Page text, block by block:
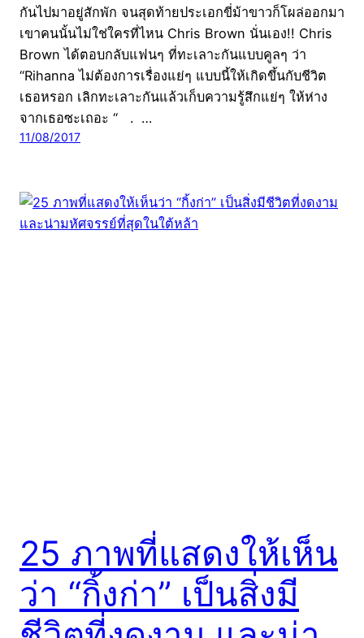
กันไปมาอยู่สักพัก จนสุดท้ายประเอกขี่ม้าขาวก็โผล่ออกมา
เขาคนนั้นไม่ใช่ใครที่ไหน Chris Brown นั่นเอง!! Chris
Brown ได้ตอบกลับแฟนๆ ที่ทะเลาะกันแบบคูลๆ ว่า
“Rihanna ไม่ต้องการเรื่องแย่ๆ แบบนี้ให้เกิดขึ้นกับชีวิต
เธอหรอก เลิกทะเลาะกันแล้วเก็บความรู้สึกแย่ๆ ให้ห่าง
จากเธอซะเถอะ “ . …
11/08/2017
25 ภาพที่แสดงให้เห็น
ว่า “กิ้งก่า” เป็นสิ่งมี